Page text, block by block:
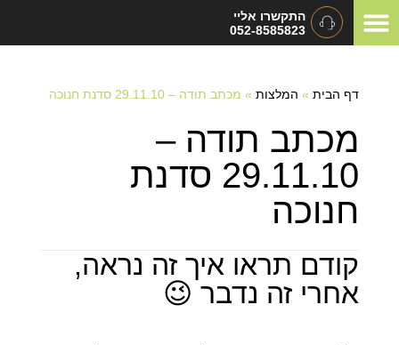
התקשרו אליי
052-8585823
דף הבית» המלצות» מכתב תודה – 29.11.10 סדנת חנוכה
מכתב תודה –
29.11.10 סדנת
חנוכה
קודם תראו איך זה נראה,
אחרי זה נדבר 😉